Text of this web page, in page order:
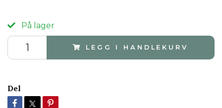
På lager
LEGG I HANDLEKURV
Del